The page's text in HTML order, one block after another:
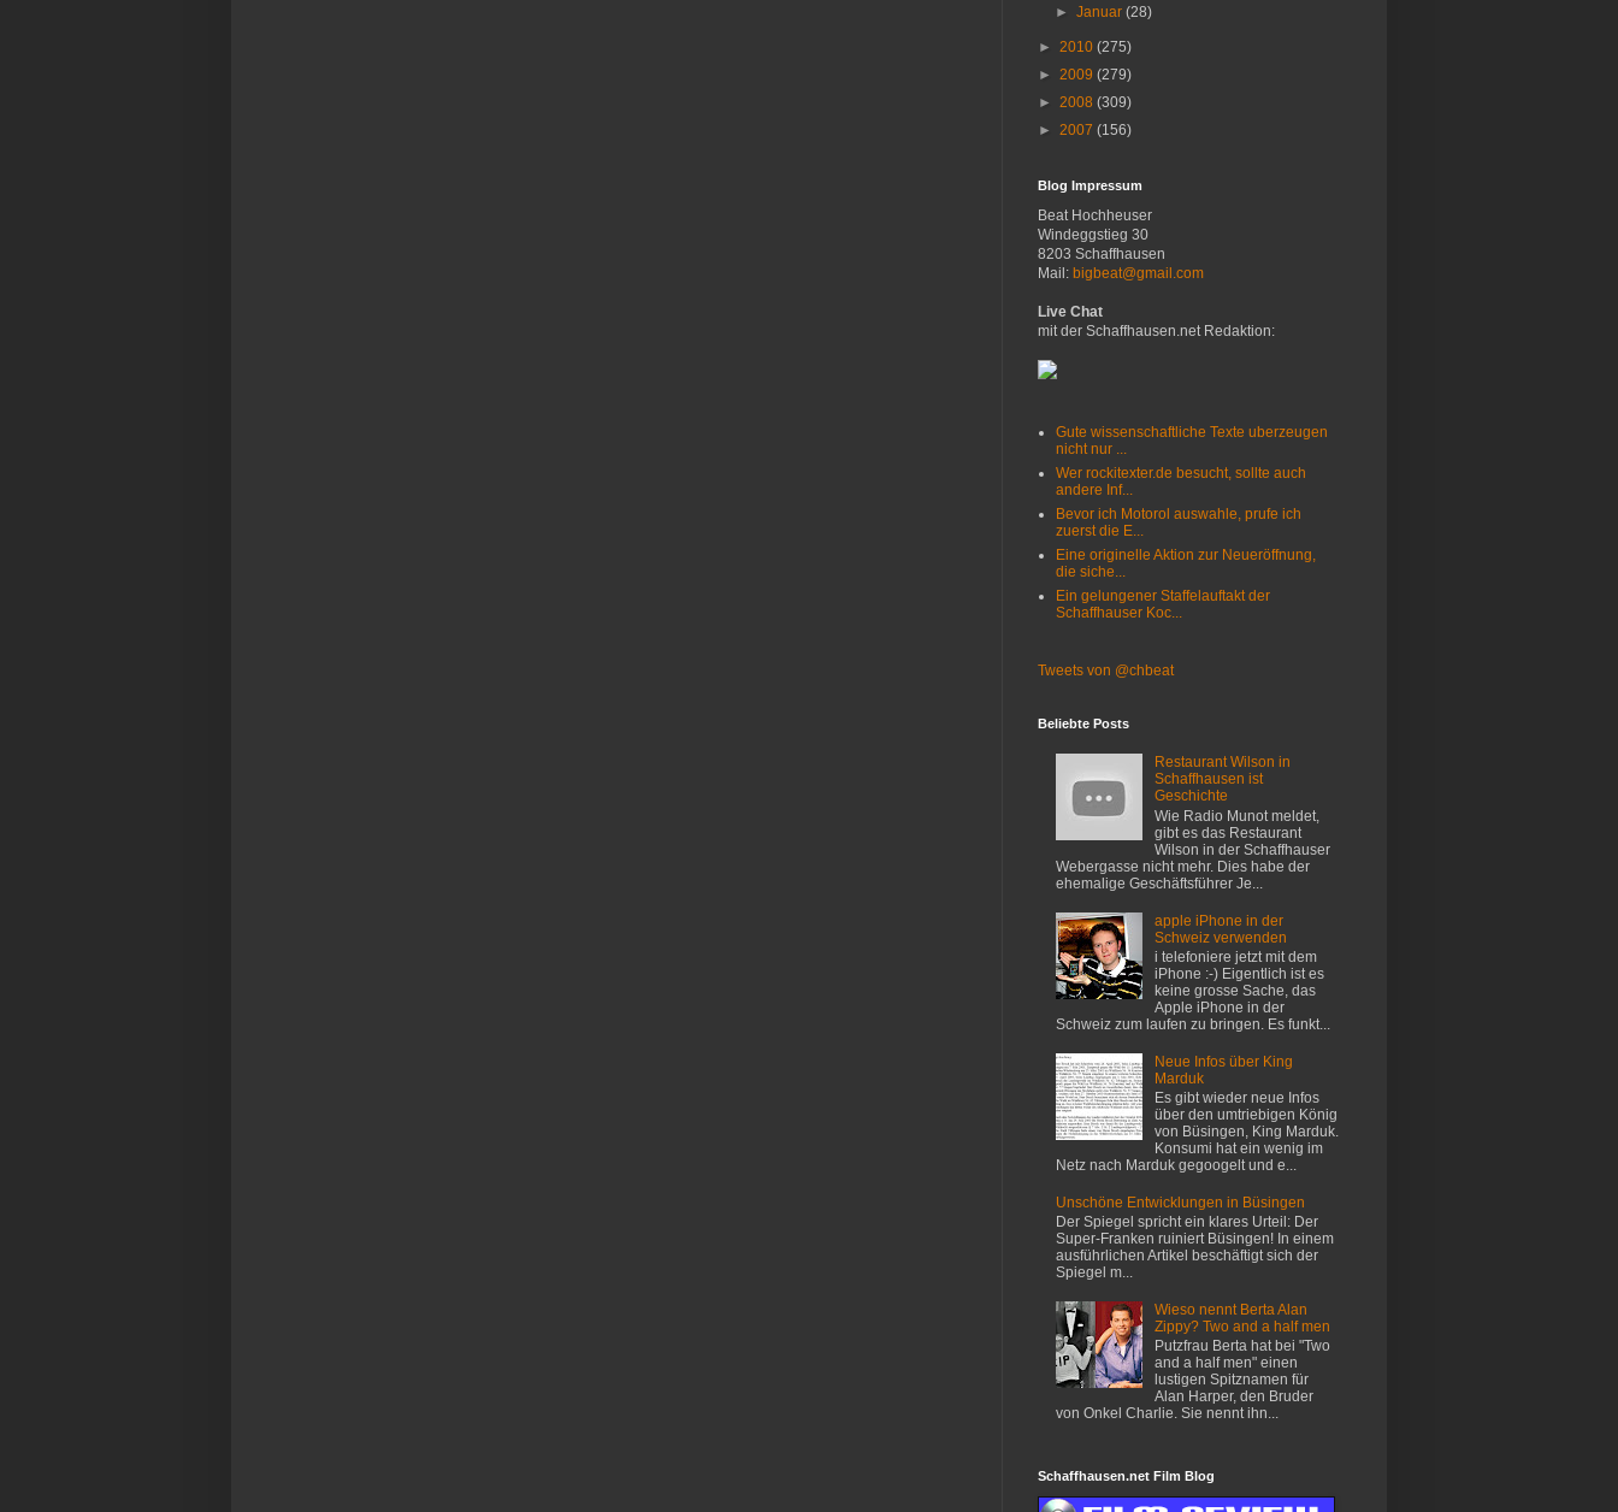
►Januar(28)
► 2010 (275)
► 2009 (279)
► 2008 (309)
► 2007 (156)
Blog Impressum
Beat Hochheuser
Windeggstieg 30
8203 Schaffhausen
Mail: bigbeat@gmail.com
Live Chat
mit der Schaffhausen.net Redaktion:
Gute wissenschaftliche Texte uberzeugen
nicht nur ...
Wer rockitexter.de besucht, sollte auch
andere Inf...
Bevor ich Motorol auswahle, prufe ich
zuerst die E...
Eine originelle Aktion zur Neueröffnung,
die siche...
Ein gelungener Staffelauftakt der
Schaffhauser Koc...
Tweets von @chbeat
Beliebte Posts
Restaurant Wilson in
Schaffhausen ist
Geschichte
Wie Radio Munot meldet,
gibt es das Restaurant
Wilson in der Schaffhauser
Webergasse nicht mehr. Dies habe der
ehemalige Geschäftsführer Je...
apple iPhone in der
Schweiz verwenden
i telefoniere jetzt mit dem
iPhone :-) Eigentlich ist es
keine grosse Sache, das
Apple iPhone in der
Schweiz zum laufen zu bringen. Es funkt...
Neue Infos über King
Marduk
Es gibt wieder neue Infos
über den umtriebigen König
von Büsingen, King Marduk.
Konsumi hat ein wenig im
Netz nach Marduk gegoogelt und e...
Unschöne Entwicklungen in Büsingen
Der Spiegel spricht ein klares Urteil: Der
Super-Franken ruiniert Büsingen! In einem
ausführlichen Artikel beschäftigt sich der
Spiegel m...
Wieso nennt Berta Alan
Zippy? Two and a half men
Putzfrau Berta hat bei "Two
and a half men" einen
lustigen Spitznamen für
Alan Harper, den Bruder
von Onkel Charlie. Sie nennt ihn...
Schaffhausen.net Film Blog